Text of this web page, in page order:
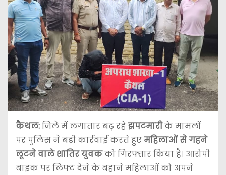
कैथल:जिले में लगातार बढ़ रहेझपटमारीके मामलों
पर पुलिस ने बड़ी कार्रवाई करते हुएमहिलाओं से गहने
लूटने वाले शातिर युवकको गिरफ्तार किया है। आरोपी
बाइक पर लिफ्ट देने के बहाने महिलाओं को अपने